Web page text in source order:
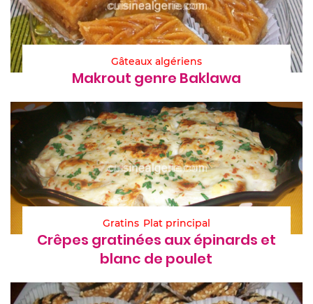
Gâteaux algériens
Makrout genre Baklawa
Gratins Plat principal
Crêpes gratinées aux épinards et
blanc de poulet